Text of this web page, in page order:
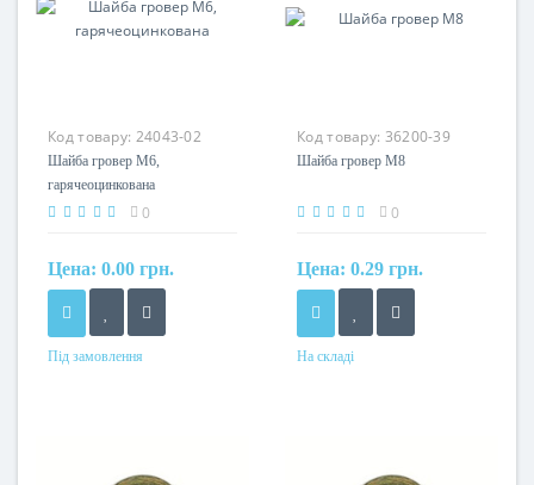
Код товару: 24043-02
Шайба гровер М6,
гарячеоцинкована
0
Цена: 0.00 грн.
Під замовлення
Код товару: 36200-39
Шайба гровер М8
0
Цена: 0.29 грн.
На складі